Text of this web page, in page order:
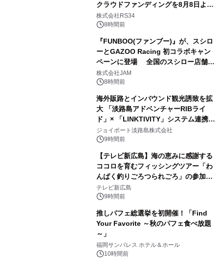
クラウドファンディングを8月8日より
開始
株式会社RS34
8時間前
『FUNBOO(ファンブー)』が、スシロ
ーとGAZOO Racing 初コラボキャン
ペーンに登場 全国のスシロー店舗で
GR 4車種の FUNBOO(ミニカー)付き
メニューが展開されます
株式会社JAM
8時間前
海外販路とインバウンド観光誘致を拡
大 「淡路島アドベンチャーRIBライ
ド」× 「LINKTIVITY」システム連携を
開始！
ジョイポート淡路島株式会社
9時間前
【テレビ新広島】海の恵みに感謝する
ココロを育むフィッシングツアー「わ
んぱく釣りごろつられごろ」の参加小
学生を募集
テレビ新広島
9時間前
推しパフェ総選挙を初開催！「Find
Your Favorite ～秋のパフェ食べ放題
～」
福岡サンパレス ホテル＆ホール
10時間前